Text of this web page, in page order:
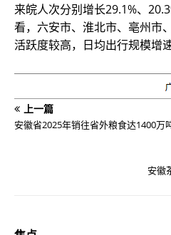
来皖人次分别增长29.1%、
看，六安市、淮北市、亳州市
活跃度较高，日均出行规模增
上一篇
安徽省2025年销往省外粮食达1400万
安徽